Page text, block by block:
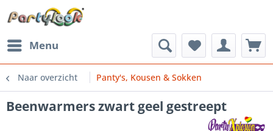
Menu
Naar overzicht Panty's, Kousen & Sokken
Beenwarmers zwart geel gestreept